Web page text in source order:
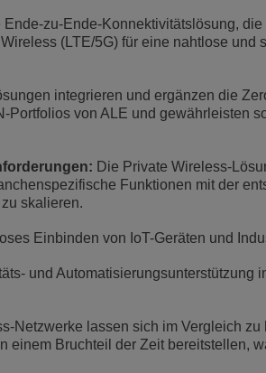
zu-Ende-Konnektivitätslösung, die
(LTE/5G) für eine nahtlose und
integrieren und ergänzen die
Portfolios von ALE und gewährleisten
Die Private Wireless-
Funktionen mit der
skalieren.
Einbinden von IoT-Geräten und
und Automatisierungsunterstützung
Netzwerke lassen sich im Vergleich
einem Bruchteil der Zeit bereitstellen,